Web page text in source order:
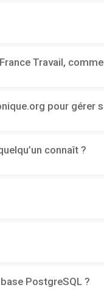
Travail,
pour gérer
connaît ?
PostgreSQL ?